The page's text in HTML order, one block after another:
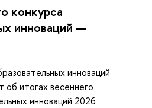
конкурса
инноваций —
инноваций
итогах весеннего
инноваций 2026